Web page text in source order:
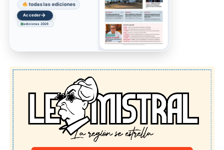
todas las ediciones
Acceder→
ediciones 2026